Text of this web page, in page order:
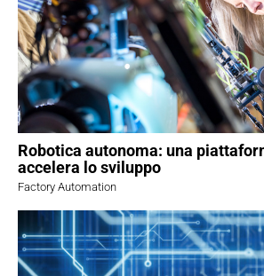
Robotica autonoma: una
accelera lo sviluppo
Factory Automation